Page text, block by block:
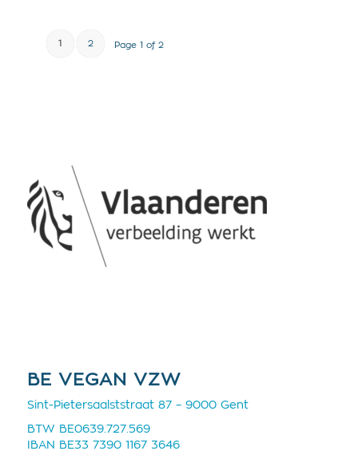
Page 1 of 2
1 2
BE VEGAN VZW
Sint-Pietersaalststraat 87 – 9000 Gent
BTW BE0639.727.569
IBAN BE33 7390 1167 3646